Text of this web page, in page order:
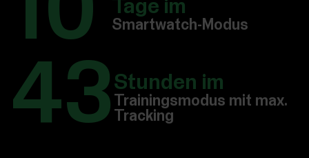
Tage im
Smartwatch-Modus
43Stunden im
Trainingsmodus mit max.
Tracking